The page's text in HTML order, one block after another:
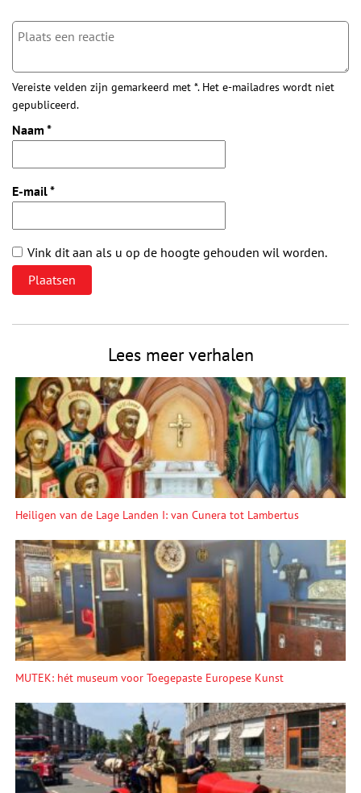
Vereiste velden zijn gemarkeerd met *. Het e-mailadres wordt niet
gepubliceerd.
Naam *
E-mail*
Vink dit aan als u op de hoogte gehouden wil worden.
Lees meer verhalen
Heiligen van de Lage Landen I: van Cunera tot Lambertus
MUTEK: hét museum voor Toegepaste Europese Kunst